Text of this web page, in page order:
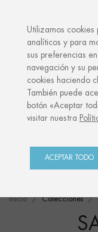
Inicio Colecciones
Utilizamos
analíticos y para
sus preferencias
navegación y su
cookies haciendo
También puede
botón «Aceptar
visitar nuestra
ACEPTAR TODO